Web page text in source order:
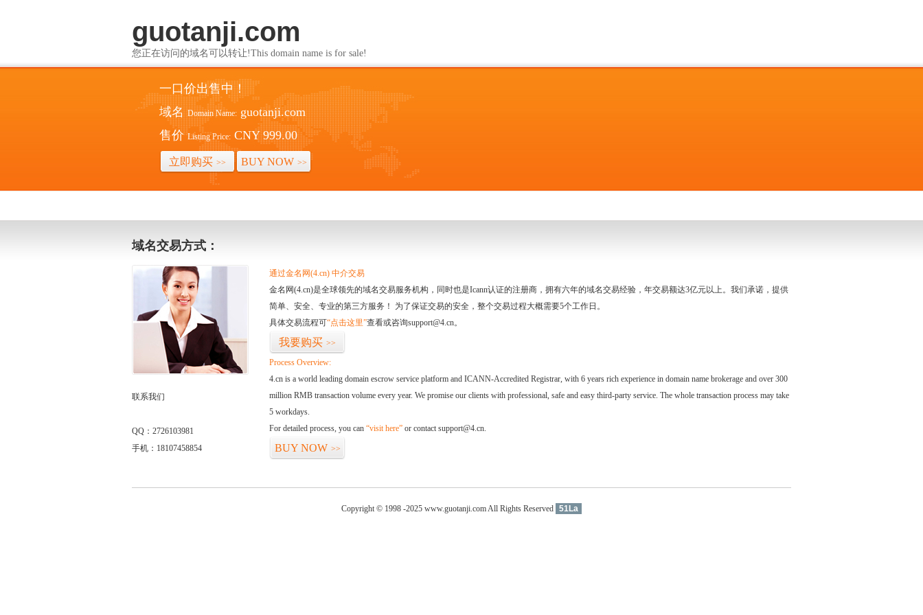
guotanji.com
您正在访问的域名可以转让!This domain name is for sale!
一口价出售中！
域名 Domain Name: guotanji.com
售价 Listing Price: CNY 999.00
立即购买 >> BUY NOW >>
域名交易方式：
联系我们
QQ：2726103981
手机：18107458854
通过金名网(4.cn) 中介交易
金名网(4.cn)是全球领先的域名交易服务机构，同时也是Icann认证的注册商，拥有六年的域名交易经验，年交易额达3亿元以上。我们承诺，提供
简单、安全、专业的第三方服务！ 为了保证交易的安全，整个交易过程大概需要5个工作日。
具体交易流程可“点击这里”查看或咨询support@4.cn。
我要购买 >>
Process Overview:
4.cn is a world leading domain escrow service platform and ICANN-Accredited Registrar, with 6 years rich experience in domain name brokerage and over 300
million RMB transaction volume every year. We promise our clients with professional, safe and easy third-party service. The whole transaction process may take
5 workdays.
For detailed process, you can “visit here” or contact support@4.cn.
BUY NOW >>
Copyright © 1998 -2025 www.guotanji.com All Rights Reserved 51La